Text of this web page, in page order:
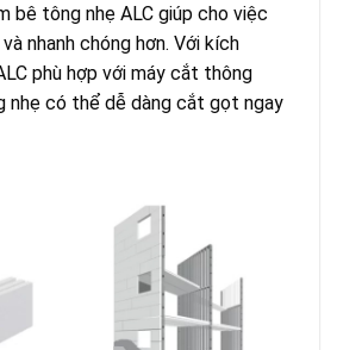
bê tông nhẹ ALC giúp cho việc
nhanh chóng hơn. Với kích
phù hợp với máy cắt thông
nhẹ có thể dễ dàng cắt gọt ngay